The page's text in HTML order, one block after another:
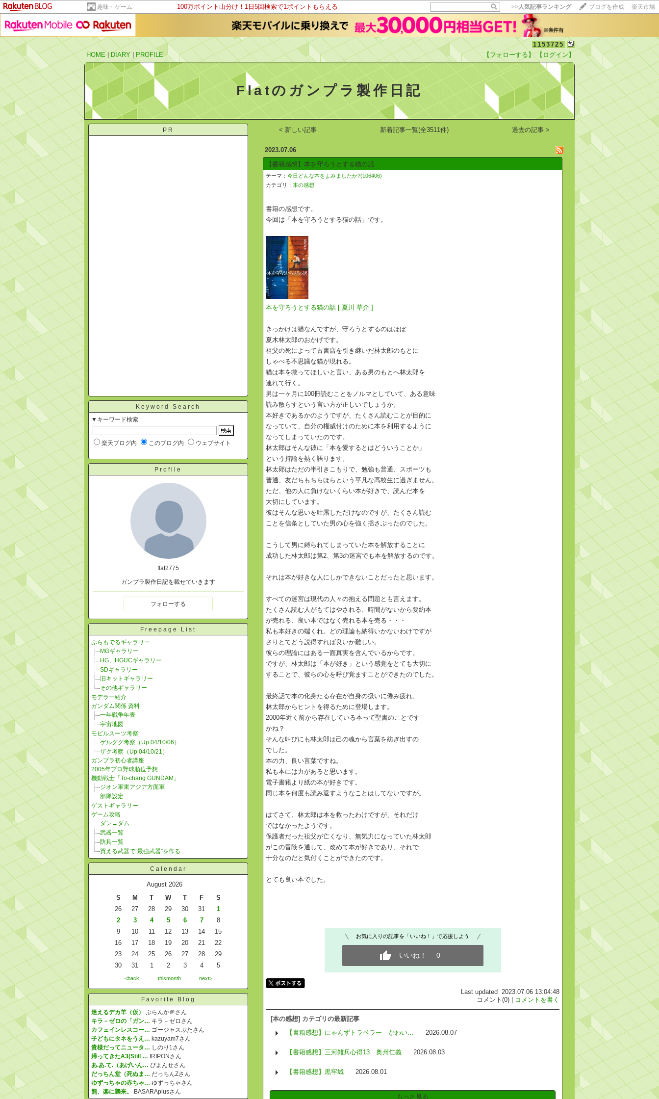
趣味・ゲーム 100万ポイント山分け！1日5回検索で1ポイントもらえる >>人気記事ランキング ブログを作成 楽天市場
1153725
HOME|DIARY PROFILE 【フォローする】 【ログイン】
Flatのガンプラ製作日記
【毎日開催】
15記事にいいね！で1ポイント
10秒滞在
いいね! --
PR
Keyword Search
▼キーワード検索
楽天ブログ内 このブログ内 ウェブサイト
Profile
flat2775
ガンプラ製作日記を載せていきます
フォローする
Freepage List
ぷらもでるギャラリー
MGギャラリー
HG、HGUCギャラリー
SDギャラリー
旧キットギャラリー
その他ギャラリー
モデラー紹介
ガンダム関係 資料
一年戦争年表
宇宙地図
モビルスーツ考察
ゲルググ考察（Up 04/10/06）
ザク考察（Up 04/10/21）
ガンプラ初心者講座
2005年プロ野球順位予想
機動戦士「To-chang GUNDAM」
ジオン軍東アジア方面軍
部隊設定
ゲストギャラリー
ゲーム攻略
ダン←ダム
武器一覧
防具一覧
買える武器で”最強武器”を作る
Calendar
August 2026
S
M T W T F
S
26
27 28 29 30 31
1
2
3 4 5 6 7
8
9
10 11 12 13 14
15
16
17 18 19 20 21
22
23
24 25 26 27 28
29
30
31 1 2 3 4 5
<back thismonth next>
Favorite Blog
迷えるデカ羊（仮）
ぶらんか＠さん
キラ－ゼロの「ガン… キラ－ゼロさん
カフェインレスコー… ゴージャスぶたさん
子どもにタネをうえ… kazuyam7さん
貴様だってニュータ… しのり1さん
帰ってきたA3(Still … IRIPONさん
あ.あ.て.（あげいん… ぴよんせさん
だっちん堂（死ぬま… だっちんZさん
ゆずっちゃの赤ちゃ… ゆずっちゃさん
熊、楽に襲来。
BASARAplusさん
< 新しい記事 新着記事一覧(全3511件) 過去の記事 >
2023.07.06
【書籍感想】本を守ろうとする猫の話
テーマ：今日どんな本をよみましたか?(106406)
カテゴリ：本の感想
書籍の感想です。
今回は「本を守ろうとする猫の話」です。
本を守ろうとする猫の話 [ 夏川 草介 ]
きっかけは猫なんですが、守ろうとするのはほぼ
夏木林太郎のおかげです。
祖父の死によって古書店を引き継いだ林太郎のもとに
しゃべる不思議な猫が現れる。
猫は本を救ってほしいと言い、ある男のもとへ林太郎を
連れて行く。
男は一ヶ月に100冊読むことをノルマとしていて、ある意味
読み散らすという言い方が正しいでしょうか。
本好きであるかのようですが、たくさん読むことが目的に
なっていて、自分の権威付けのために本を利用するように
なってしまっていたのです。
林太郎はそんな彼に「本を愛するとはどういうことか」
という持論を熱く語ります。
林太郎はただの半引きこもりで、勉強も普通、スポーツも
普通、友だちもちらほらという平凡な高校生に過ぎません。
ただ、他の人に負けないくらい本が好きで、読んだ本を
大切にしています。
彼はそんな思いを吐露しただけなのですが、たくさん読む
ことを信条としていた男の心を強く揺さぶったのでした。
こうして男に縛られてしまっていた本を解放することに
成功した林太郎は第2、第3の迷宮でも本を解放するのです。
それは本が好きな人にしかできないことだったと思います。
すべての迷宮は現代の人々の抱える問題とも言えます。
たくさん読む人がもてはやされる、時間がないから要約本
が売れる、良い本ではなく売れる本を売る・・・
私も本好きの端くれ。どの理論も納得いかないわけですが
さりとてどう説得すれば良いか難しい。
彼らの理論にはある一面真実を含んでいるからです。
ですが、林太郎は「本が好き」という感覚をとても大切に
することで、彼らの心を呼び覚ますことができたのでした。
最終話で本の化身たる存在が自身の扱いに倦み疲れ、
林太郎からヒントを得るために登場します。
2000年近く前から存在している本って聖書のことです
かね？
そんな叫びにも林太郎は己の魂から言葉を紡ぎ出すの
でした。
本の力、良い言葉ですね。
私も本には力があると思います。
電子書籍より紙の本が好きです。
同じ本を何度も読み返すようなことはしてないですが。
はてさて、林太郎は本を救ったわけですが、それだけ
ではなかったようです。
保護者だった祖父が亡くなり、無気力になっていた林太郎
がこの冒険を通して、改めて本が好きであり、それで
十分なのだと気付くことができたのです。
とても良い本でした。
お気に入りの記事を「いいね！」で応援しよう
いいね！ 0
Last updated 2023.07.06 13:04:48
コメント(0) |
コメントを書く
[本の感想] カテゴリの最新記事
【書籍感想】にゃんずトラベラー かわい…
2026.08.07
【書籍感想】三河雑兵心得13 奥州仁義 2026.08.03
【書籍感想】黒牢城 2026.08.01
もっと見る